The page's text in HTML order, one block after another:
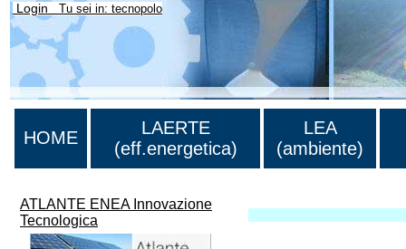
Login Tu sei in: tecnopolo
HOME
LAERTE
(eff.energetica)
LEA
(ambiente)
ATLANTE ENEA Innovazione
Tecnologica